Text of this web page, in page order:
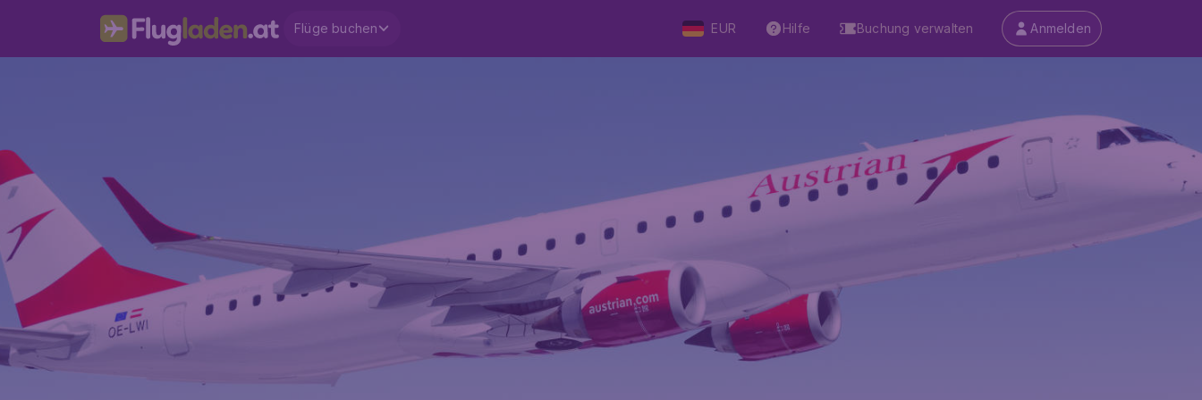
Flüge buchen EUR Hilfe Buchung verwalten Anmelden